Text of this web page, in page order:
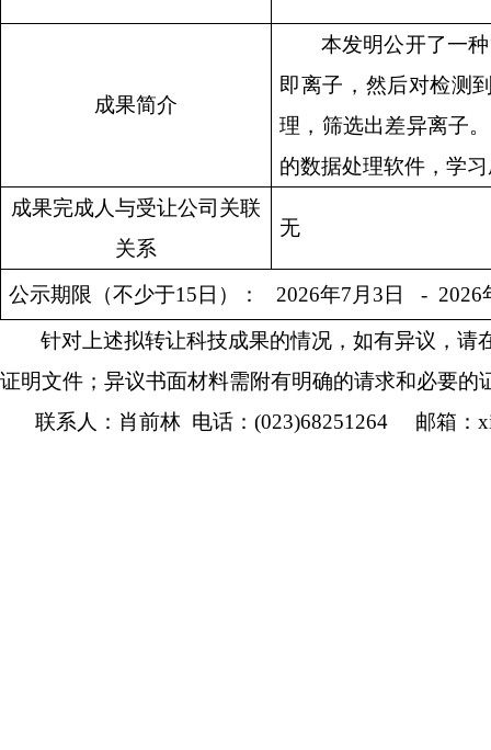
成果简介
本发明公开了一
即离子，然后对检测
理，筛选出差异离子
的数据处理软件，学
成果完成人与受让公司关联
关系
无
公示期限（不少于15 日）： 2026年7月 3 日 - 2026
针对上述拟转让科技成果的情况，如有异议，
证明文件；异议书面材料需附有明确的请求和必要的
联系人：肖前林 电话：(023)68251264 邮箱：